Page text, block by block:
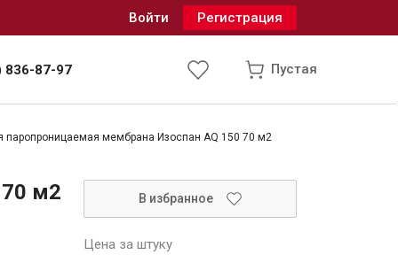
паропроницаемая мембрана Изоспан AQ 150 70 м2
70 м2 В избранное
Цена за штуку
Войти Регистрация
836-87-97 Пустая
и водоотведение